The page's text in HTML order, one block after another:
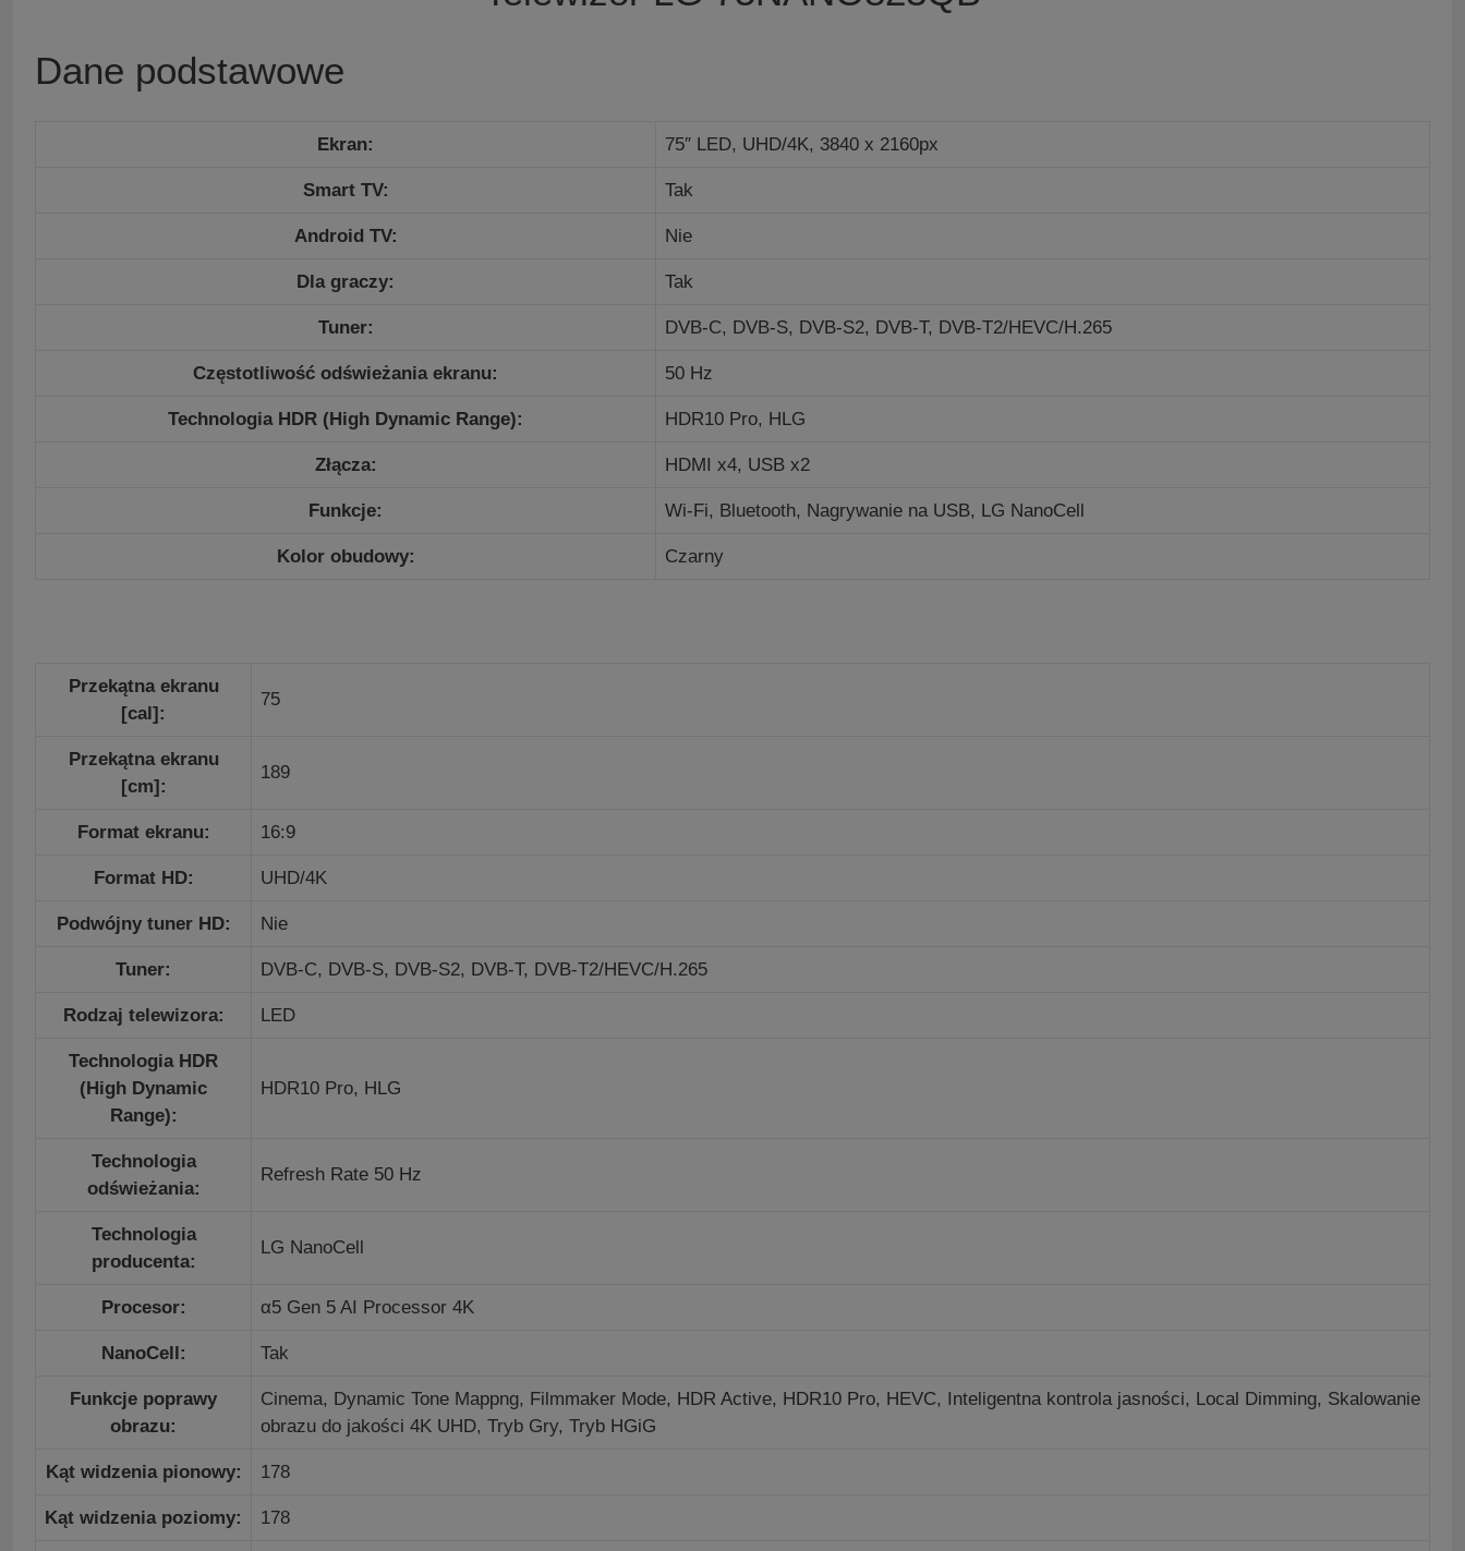
Dane podstawowe
Ekran: 75″ LED, UHD/4K, 3840 x 2160px
Smart TV: Tak
Android TV: Nie
Dla graczy: Tak
Tuner: DVB-C, DVB-S, DVB-S2, DVB-T, DVB-T2/HEVC/H.265
Częstotliwość odświeżania ekranu: 50 Hz
Technologia HDR (High Dynamic Range): HDR10 Pro, HLG
Złącza: HDMI x4, USB x2
Funkcje: Wi-Fi, Bluetooth, Nagrywanie na USB, LG NanoCell
Kolor obudowy: Czarny
Przekątna ekranu
[cal]:
75
Przekątna ekranu
[cm]:
189
Format ekranu: 16:9
Format HD: UHD/4K
Podwójny tuner HD: Nie
Tuner: DVB-C, DVB-S, DVB-S2, DVB-T, DVB-T2/HEVC/H.265
Rodzaj telewizora: LED
Technologia HDR
(High Dynamic
Range):
HDR10 Pro, HLG
Technologia
odświeżania:
Refresh Rate 50 Hz
Technologia
producenta:
LG NanoCell
Procesor: α5 Gen 5 AI Processor 4K
NanoCell: Tak
Funkcje poprawy
obrazu:
Cinema, Dynamic Tone Mappng, Filmmaker Mode, HDR Active, HDR10 Pro, HEVC, Inteligentna kontrola jasności, Local Dimming, Skalowanie
obrazu do jakości 4K UHD, Tryb Gry, Tryb HGiG
Kąt widzenia pionowy: 178
Kąt widzenia poziomy: 178